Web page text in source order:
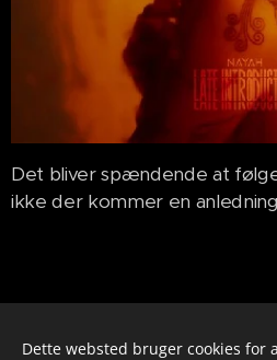
Det bliver spændende at
ikke der kommer en
Dette websted bruger cookies for